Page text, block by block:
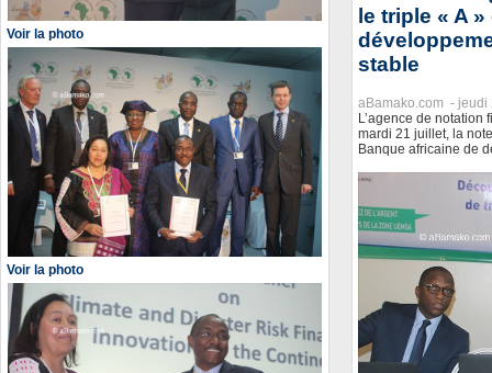
Voir la photo
Voir la photo
le triple « A
stable
aBamako.com - jeudi
L’agence de notation
mardi 21 juillet, la
Banque africaine de